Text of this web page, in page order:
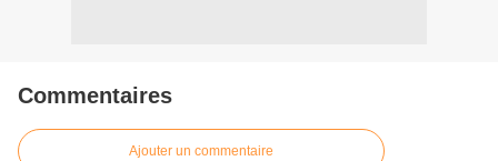
Commentaires
Ajouter un commentaire